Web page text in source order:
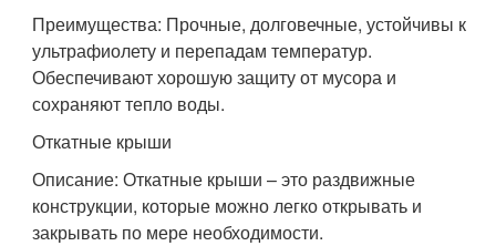
Преимущества: Прочные, долговечные, устойчивы к
ультрафиолету и перепадам температур.
Обеспечивают хорошую защиту от мусора и
сохраняют тепло воды.
Откатные крыши
Описание: Откатные крыши – это раздвижные
конструкции, которые можно легко открывать и
закрывать по мере необходимости.